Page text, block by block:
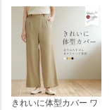
きれいに体型カバー ワ